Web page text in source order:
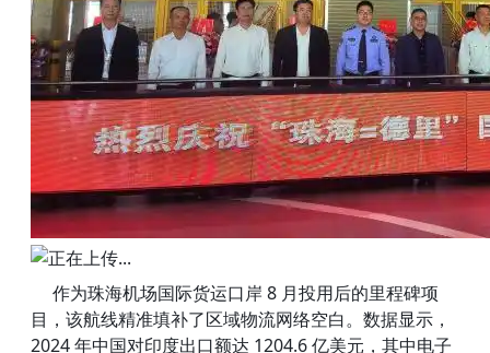
作为珠海机场国际货运口岸 8 月投用后的里程碑项
目，该航线精准填补了区域物流网络空白。数据显示，
2024 年中国对印度出口额达 1204.6 亿美元，其中电子